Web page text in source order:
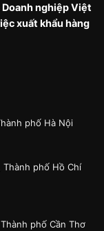
nghiệp Việt
xuất khẩu hàng
phố Hà Nội
Thành phố Hồ Chí
phố Cần Thơ